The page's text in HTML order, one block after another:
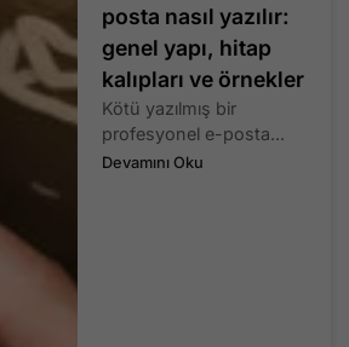
posta nasıl yazılır:
genel yapı, hitap
kalıpları ve örnekler
Kötü yazılmış bir
profesyonel e-posta...
Devamını Oku